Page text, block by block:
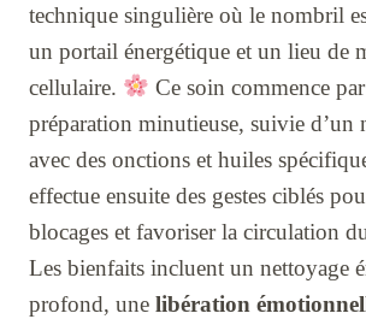
technique singulière où le nombril
un portail énergétique et un lieu de
cellulaire.
Ce soin commence
préparation minutieuse, suivie d’un
avec des onctions et huiles
effectue ensuite des gestes ciblés
blocages et favoriser la circulation
Les bienfaits incluent un nettoyage
profond, une libération